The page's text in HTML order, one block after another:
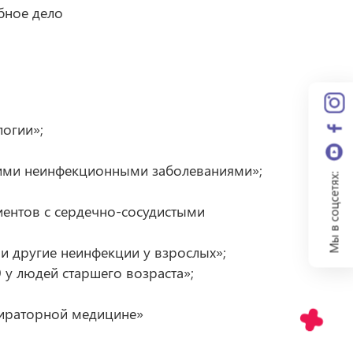
дело
неинфекционными заболеваниями»;
с сердечно-сосудистыми
другие неинфекции у взрослых»;
людей старшего возраста»;
медицине»
Мы в соцсетях: